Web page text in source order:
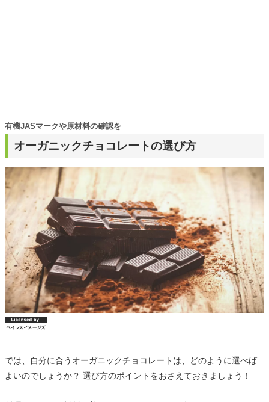
オーガニックチョコレートの選び方
有機JASマークや原材料の確認を
では、自分に合うオーガニックチョコレートは、どのように選べば
よいのでしょうか？ 選び方のポイントをおさえておきましょう！